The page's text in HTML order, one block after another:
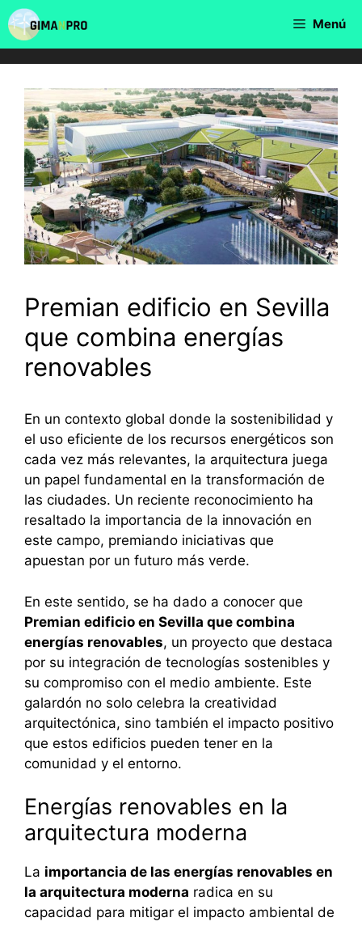
Saltar
al
contenido
Menú
Premian edificio en Sevilla
que combina energías
renovables
En un contexto global donde la sostenibilidad y
el uso eficiente de los recursos energéticos son
cada vez más relevantes, la arquitectura juega
un papel fundamental en la transformación de
las ciudades. Un reciente reconocimiento ha
resaltado la importancia de la innovación en
este campo, premiando iniciativas que
apuestan por un futuro más verde.
En este sentido, se ha dado a conocer que
Premian edificio en Sevilla que combina
energías renovables, un proyecto que destaca
por su integración de tecnologías sostenibles y
su compromiso con el medio ambiente. Este
galardón no solo celebra la creatividad
arquitectónica, sino también el impacto positivo
que estos edificios pueden tener en la
comunidad y el entorno.
Energías renovables en la
arquitectura moderna
La importancia de las energías renovables en
la arquitectura moderna radica en su
capacidad para mitigar el impacto ambiental de